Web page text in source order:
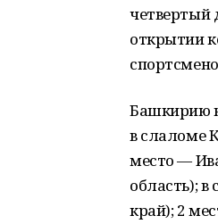
четвертый
открытии
Башкирию
в слаломе
место —
область);
край); 2